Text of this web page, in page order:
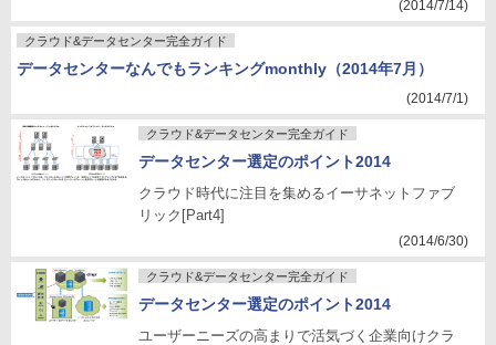
(2014/7/14)
クラウド&データセンター完全ガイド
データセンターなんでもランキングmonthly（2014年7月）
(2014/7/1)
クラウド&データセンター完全ガイド
データセンター選定のポイント2014
クラウド時代に注目を集めるイーサネットファブ
リック[Part4]
(2014/6/30)
クラウド&データセンター完全ガイド
データセンター選定のポイント2014
ユーザーニーズの高まりで活気づく企業向けクラ